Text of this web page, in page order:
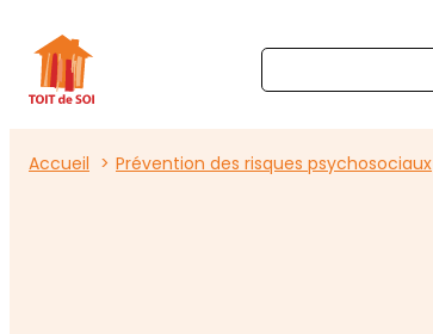
Accueil Prévention des risques psychosociaux